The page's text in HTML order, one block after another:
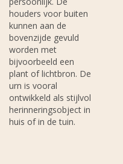
houders voor buiten
kunnen aan de
bovenzijde gevuld
worden met
bijvoorbeeld een
plant of lichtbron. De
urn is vooral
ontwikkeld als stijlvol
herinneringsobject in
huis of in de tuin.